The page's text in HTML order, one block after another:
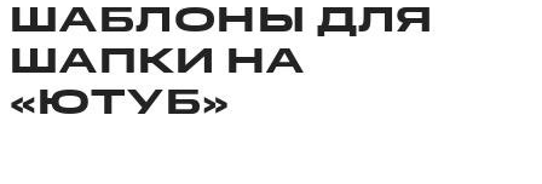
ШАБЛОНЫ ДЛЯ
ШАПКИ НА
«ЮТУБ»